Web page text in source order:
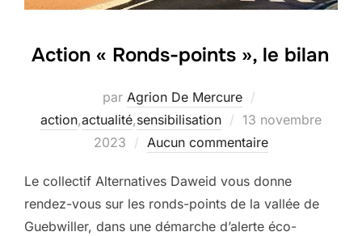
Action « Ronds-points », le bilan
par Agrion De Mercure
action,actualité,sensibilisation
Publié
le
13 novembre
2023
Aucun commentaire
Le collectif Alternatives Daweid vous donne
rendez-vous sur les ronds-points de la vallée de
Guebwiller, dans une démarche d’alerte éco-